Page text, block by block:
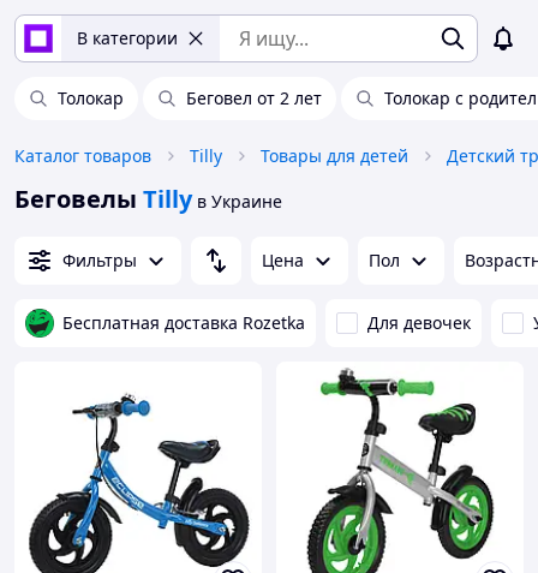
В категории
Толокар Беговел от 2 лет Толокар с
Каталог товаров Tilly Товары для детей Детский
Беговелы Tilly в Украине
Фильтры Цена Пол
Бесплатная доставка Rozetka Для девочек